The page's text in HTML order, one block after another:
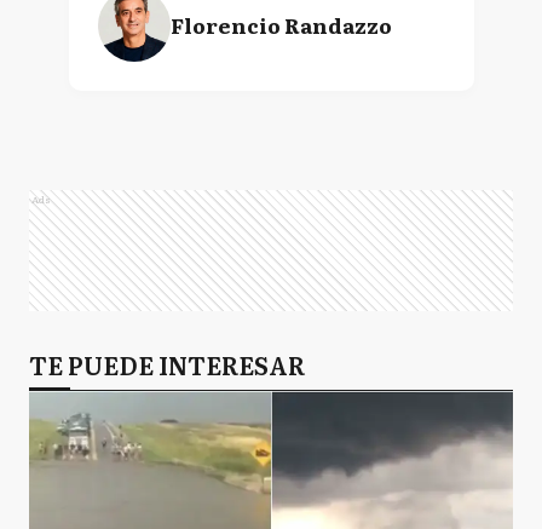
Florencio Randazzo
Ads
TE PUEDE INTERESAR